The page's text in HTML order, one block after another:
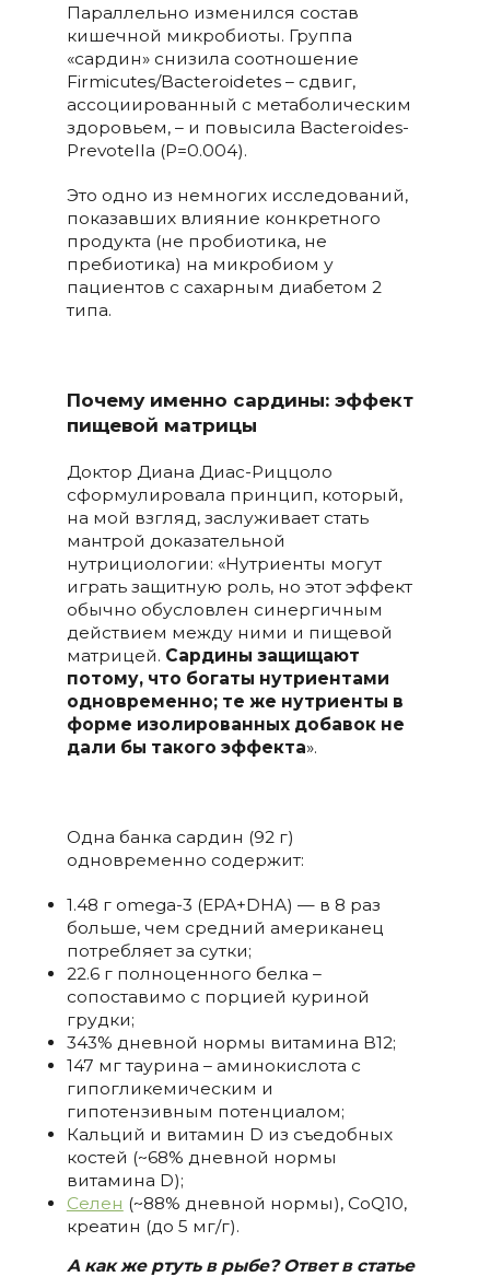
Параллельно изменился состав
кишечной микробиоты. Группа
«сардин» снизила соотношение
Firmicutes/Bacteroidetes – сдвиг,
ассоциированный с метаболическим
здоровьем, – и повысила Bacteroides-
Prevotella (P=0.004).
Это одно из немногих исследований,
показавших влияние конкретного
продукта (не пробиотика, не
пребиотика) на микробиом у
пациентов с сахарным диабетом 2
типа.
Почему именно сардины: эффект
пищевой матрицы
Доктор Диана Диас-Риццоло
сформулировала принцип, который,
на мой взгляд, заслуживает стать
мантрой доказательной
нутрициологии: «Нутриенты могут
играть защитную роль, но этот эффект
обычно обусловлен синергичным
действием между ними и пищевой
матрицей. Сардины защищают
потому, что богаты нутриентами
одновременно; те же нутриенты в
форме изолированных добавок не
дали бы такого эффекта».
Одна банка сардин (92 г)
одновременно содержит:
1.48 г omega-3 (EPA+DHA) — в 8 раз
больше, чем средний американец
потребляет за сутки;
22.6 г полноценного белка –
сопоставимо с порцией куриной
грудки;
343% дневной нормы витамина B12;
147 мг таурина – аминокислота с
гипогликемическим и
гипотензивным потенциалом;
Кальций и витамин D из съедобных
костей (~68% дневной нормы
витамина D);
Селен (~88% дневной нормы), CoQ10,
креатин (до 5 мг/г).
А как же ртуть в рыбе? Ответ в статье